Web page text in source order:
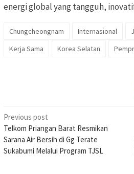
energi global yang tangguh,
Chungcheongnam Internasional
Kerja Sama
Korea Selatan
Post
navigation
Previous post
Telkom Priangan Barat Resmikan
Sarana Air Bersih di Gg Terate
Sukabumi Melalui Program TJSL